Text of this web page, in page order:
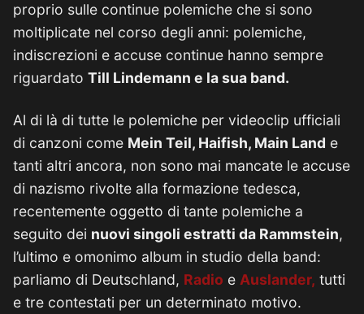
proprio sulle continue polemiche che si sono
moltiplicate nel corso degli anni: polemiche,
indiscrezioni e accuse continue hanno sempre
riguardato Till Lindemann e la sua band.
Al di là di tutte le polemiche per videoclip ufficiali
di canzoni come Mein Teil, Haifish, Main Land e
tanti altri ancora, non sono mai mancate le accuse
di nazismo rivolte alla formazione tedesca,
recentemente oggetto di tante polemiche a
seguito dei nuovi singoli estratti da Rammstein,
l’ultimo e omonimo album in studio della band:
parliamo di Deutschland, Radio e Auslander, tutti
e tre contestati per un determinato motivo.